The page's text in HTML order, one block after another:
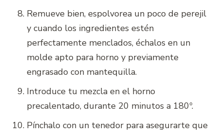
Remueve bien, espolvorea un poco de perejil
y cuando los ingredientes estén
perfectamente menclados, échalos en un
molde apto para horno y previamente
engrasado con mantequilla.
Introduce tu mezcla en el horno
precalentado, durante 20 minutos a 180º.
Pínchalo con un tenedor para asegurarte que